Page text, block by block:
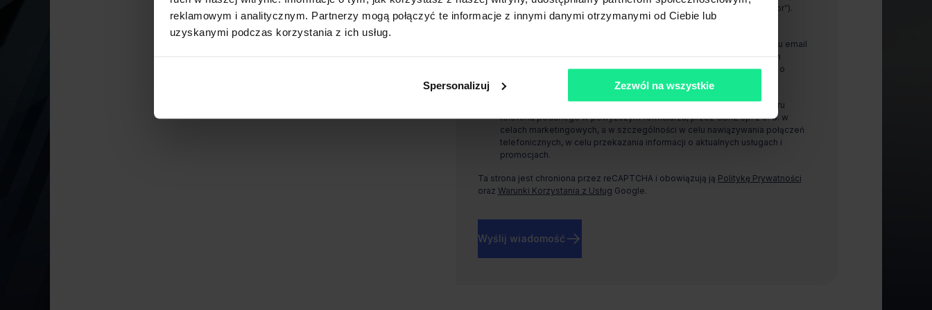
reklamowym i analitycznym. Partnerzy mogą połączyć te informacje z innymi danymi otrzymanymi od Ciebie lub
uzyskanymi podczas korzystania z ich usług.
Spersonalizuj Zezwól na wszystkie
Warszawie, Rondo Daszyńskiego 1, 00-843 Warszawa (dalej „Administrator”).
Wyrażam zgodę, na przetwarzanie i wykorzystywanie mojego adresu email
podanego w powyższym formularzu, przez CBRE sp. z o. o. w celach
marketingowych, a w szczególności w celu otrzymywania informacji o
aktualnych usługach i promocjach.
Wyrażam zgodę, na przetwarzanie i wykorzystywanie mojego numeru
telefonu podanego w powyższym formularzu, przez CBRE sp. z o. o. w
celach marketingowych, a w szczególności w celu nawiązywania połączeń
telefonicznych, w celu przekazania informacji o aktualnych usługach i
promocjach.
Ta strona jest chroniona przez reCAPTCHA i obowiązują ją Politykę Prywatności
oraz Warunki Korzystania z Usług Google.
Wyślij wiadomość